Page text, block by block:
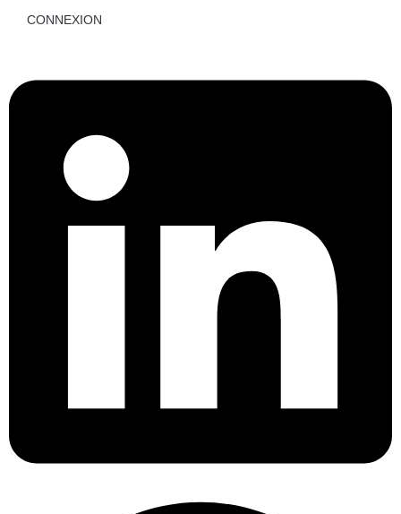
CONNEXION